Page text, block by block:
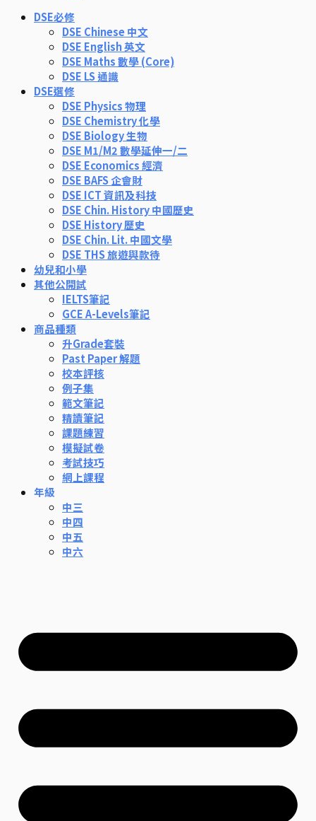
DSE必修
DSE Chinese 中文
DSE English 英文
DSE Maths 數學 (Core)
DSE LS 通識
DSE選修
DSE Physics 物理
DSE Chemistry 化學
DSE Biology 生物
DSE M1/M2 數學延伸一/二
DSE Economics 經濟
DSE BAFS 企會財
DSE ICT 資訊及科技
DSE Chin. History 中國歷史
DSE History 歷史
DSE Chin. Lit. 中國文學
DSE THS 旅遊與款待
幼兒和小學
其他公開試
IELTS筆記
GCE A-Levels筆記
商品種類
升Grade套裝
Past Paper 解題
校本評核
例子集
範文筆記
精讀筆記
課題練習
模擬試卷
考試技巧
網上課程
年級
中三
中四
中五
中六